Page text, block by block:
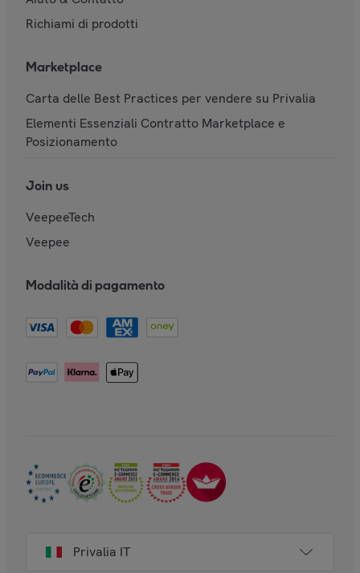
Richiami di prodotti
Marketplace
Carta delle Best Practices per vendere su Privalia
Elementi Essenziali Contratto Marketplace e
Posizionamento
Join us
VeepeeTech
Veepee
Modalità di pagamento
Privalia IT